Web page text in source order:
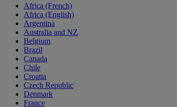
Africa (French)
Africa (English)
Argentina
Australia and NZ
Belgium
Brazil
Canada
Chile
Croatia
Czech Republic
Denmark
France